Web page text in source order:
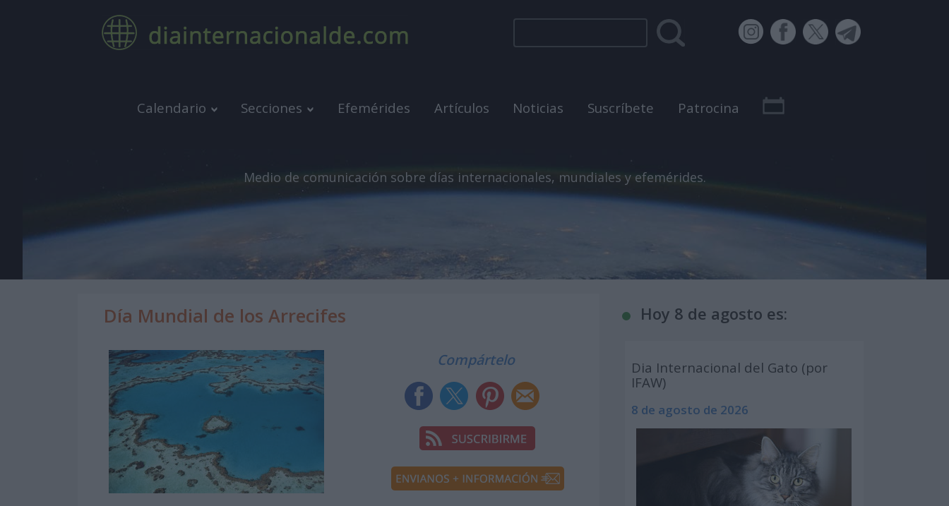
Calendario Secciones Efemérides Artículos Noticias Suscríbete Patrocina
Medio de comunicación sobre días internacionales, mundiales y efemérides.
Día Mundial de los Arrecifes
Compártelo
Hoy 8 de agosto es:
Dia Internacional del Gato (por
IFAW)
8 de agosto de 2026